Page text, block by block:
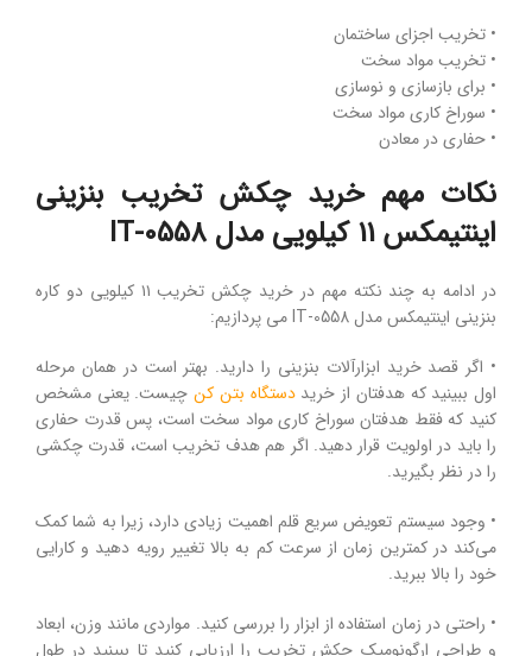
• تخریب اجزای ساختمان
• تخریب مواد سخت
• برای بازسازی و نوسازی
• سوراخ کاری مواد سخت
• حفاری در معادن
نکات مهم خرید چکش تخریب بنزینی
اینتیمکس 11 کیلویی مدل IT-0558
در ادامه به چند نکته مهم در خرید چکش تخریب ۱۱ کیلویی دو کاره
بنزینی اینتیمکس مدل IT-0558 می پردازیم:
• اگر قصد خرید ابزارآلات بنزینی را دارید. بهتر است در همان مرحله
اول ببینید که هدفتان از خریددستگاه بتن کن چیست. یعنی مشخص
کنید که فقط هدفتان سوراخ کاری مواد سخت است، پس قدرت حفاری
را باید در اولویت قرار دهید. اگر هم هدف تخریب است، قدرت چکشی
را در نظر بگیرید.
• وجود سیستم تعویض سریع قلم اهمیت زیادی دارد، زیرا به شما کمک
می‌کند در کمترین زمان از سرعت کم به بالا تغییر رویه دهید و کارایی
خود را بالا ببرید.
• راحتی در زمان استفاده از ابزار را بررسی کنید. مواردی مانند وزن، ابعاد
و طراحی ارگونومیک چکش تخریب را ارزیابی کنید تا ببینید در طول